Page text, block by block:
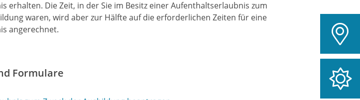
erhalten. Die Zeit, in der Sie im Besitz einer Aufenthaltserlaubnis zum
waren, wird aber zur Hälfte auf die erforderlichen Zeiten für eine
angerechnet.
Formulare